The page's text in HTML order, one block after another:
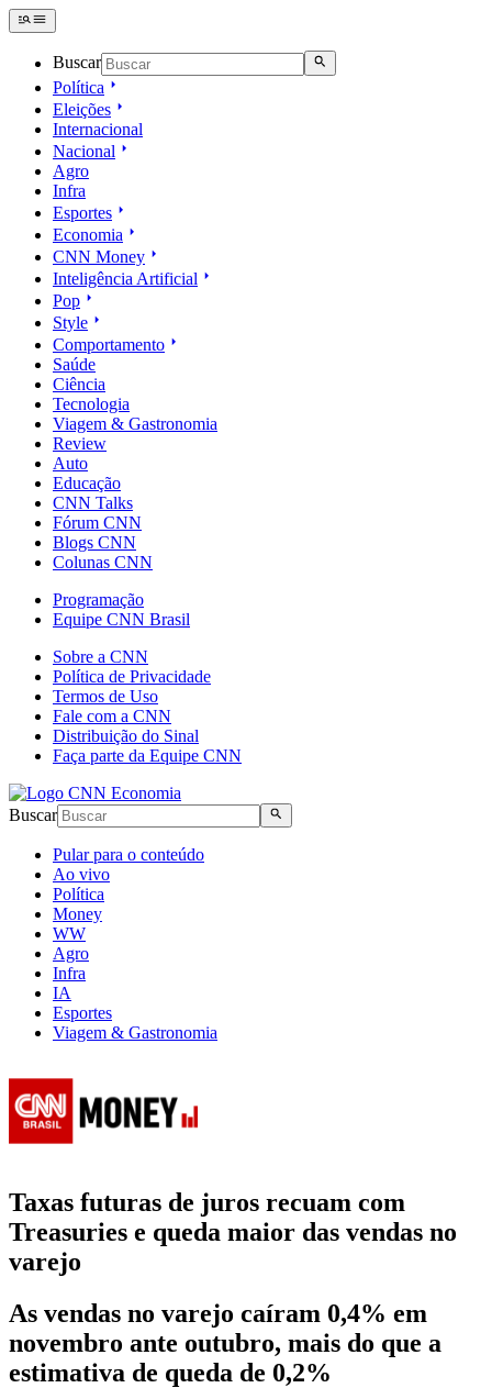
Buscar
Política
Eleições
Internacional
Nacional
Agro
Infra
Esportes
Economia
CNN Money
Inteligência Artificial
Pop
Style
Comportamento
Saúde
Ciência
Tecnologia
Viagem & Gastronomia
Review
Auto
Educação
CNN Talks
Fórum CNN
Blogs CNN
Colunas CNN
Programação
Equipe CNN Brasil
Sobre a CNN
Política de Privacidade
Termos de Uso
Fale com a CNN
Distribuição do Sinal
Faça parte da Equipe CNN
Buscar
Pular para o conteúdo
Ao vivo
Política
Money
WW
Agro
Infra
IA
Esportes
Viagem & Gastronomia
Taxas futuras de juros recuam com
Treasuries e queda maior das vendas no
varejo
As vendas no varejo caíram 0,4% em
novembro ante outubro, mais do que a
estimativa de queda de 0,2%